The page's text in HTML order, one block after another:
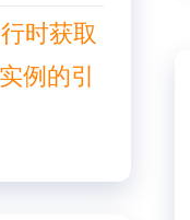
时获取
例的引